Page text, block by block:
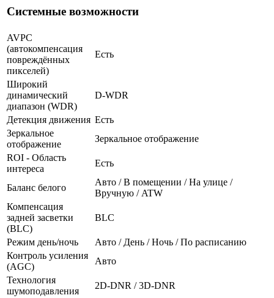
Системные возможности
AVPC
(автокомпенсация
повреждённых
пикселей)
Есть
Широкий
динамический
диапазон (WDR)
D-WDR
Детекция движения Есть
Зеркальное
отображение
Зеркальное отображение
ROI - Область
интереса
Есть
Баланс белого
Авто / В помещении / На улице /
Вручную / ATW
Компенсация
задней засветки
(BLC)
BLC
Режим день/ночь
Авто / День / Ночь / По расписанию
Контроль усиления
(AGC)
Авто
Технология
шумоподавления
2D-DNR / 3D-DNR